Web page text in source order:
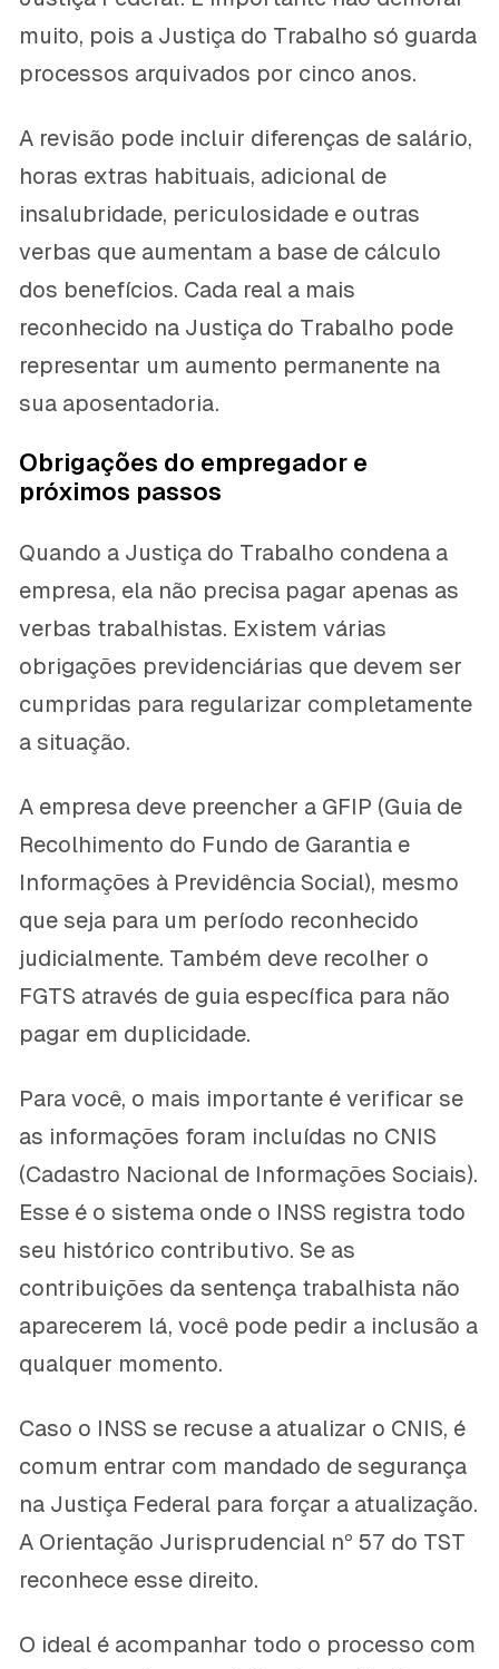
muito, pois a Justiça do Trabalho só guarda
processos arquivados por cinco anos.
A revisão pode incluir diferenças de salário,
horas extras habituais, adicional de
insalubridade, periculosidade e outras
verbas que aumentam a base de cálculo
dos benefícios. Cada real a mais
reconhecido na Justiça do Trabalho pode
representar um aumento permanente na
sua aposentadoria.
Obrigações do empregador e
próximos passos
Quando a Justiça do Trabalho condena a
empresa, ela não precisa pagar apenas as
verbas trabalhistas. Existem várias
obrigações previdenciárias que devem ser
cumpridas para regularizar completamente
a situação.
A empresa deve preencher a GFIP (Guia de
Recolhimento do Fundo de Garantia e
Informações à Previdência Social), mesmo
que seja para um período reconhecido
judicialmente. Também deve recolher o
FGTS através de guia específica para não
pagar em duplicidade.
Para você, o mais importante é verificar se
as informações foram incluídas no CNIS
(Cadastro Nacional de Informações Sociais).
Esse é o sistema onde o INSS registra todo
seu histórico contributivo. Se as
contribuições da sentença trabalhista não
aparecerem lá, você pode pedir a inclusão a
qualquer momento.
Caso o INSS se recuse a atualizar o CNIS, é
comum entrar com mandado de segurança
na Justiça Federal para forçar a atualização.
A Orientação Jurisprudencial nº 57 do TST
reconhece esse direito.
O ideal é acompanhar todo o processo com